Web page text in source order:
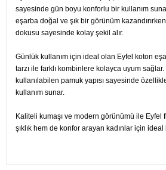
sayesinde gün boyu konforlu bir kullanım
eşarba doğal ve şık bir görünüm
dokusu sayesinde kolay şekil alır.
Günlük kullanım için ideal olan Eyfel koton
tarzı ile farklı kombinlere kolayca uyum
kullanılabilen pamuk yapısı sayesinde
kullanım sunar.
Kaliteli kumaşı ve modern görünümü ile Eyfel
şıklık hem de konfor arayan kadınlar için ideal